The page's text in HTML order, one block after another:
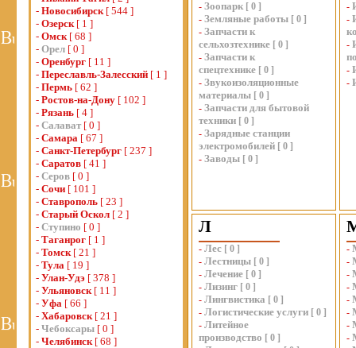
- Новосибирск[ 544 ]
- Озерск[ 1 ]
- Омск[ 68 ]
- Орел [ 0 ]
- Оренбург [ 11 ]
- Переславль-Залесский [ 1 ]
- Пермь [ 62 ]
- Ростов-на-Дону [ 102 ]
- Рязань [ 4 ]
- Салават [ 0 ]
- Самара [ 67 ]
- Санкт-Петербург [ 237 ]
- Саратов [ 41 ]
- Серов [ 0 ]
- Сочи [ 101 ]
- Ставрополь [ 23 ]
- Старый Оскол [ 2 ]
- Ступино [ 0 ]
- Таганрог [ 1 ]
- Томск[ 21 ]
- Тула [ 19 ]
- Улан-Удэ [ 378 ]
- Ульяновск[ 11 ]
- Уфа [ 66 ]
- Хабаровск[ 21 ]
- Чебоксары [ 0 ]
- Челябинск[ 68 ]
- Зоопарк [ 0 ]
- Земляные работы [ 0 ]
- Запчасти к
сельхозтехнике [ 0 ]
- Запчасти к
спецтехнике [ 0 ]
- Звукоизоляционные
материалы [ 0 ]
- Запчасти для бытовой
техники [ 0 ]
- Зарядные станции
электромобилей [ 0 ]
- Заводы [ 0 ]
-
-
-
-
-
Л
- Лес [ 0 ]
- Лестницы [ 0 ]
- Лечение [ 0 ]
- Лизинг [ 0 ]
- Лингвистика [ 0 ]
- Логистические услуги [ 0 ]
- Литейное
производство [ 0 ]
-
-
-
-
-
-
-
-